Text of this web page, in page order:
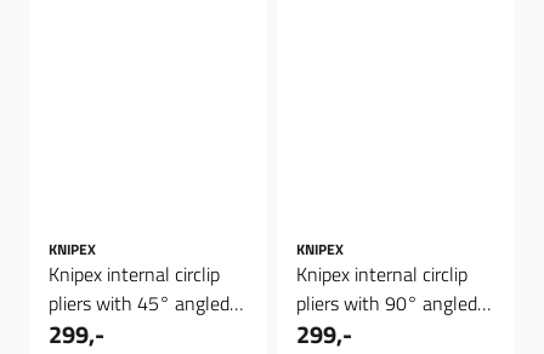
KNIPEX
Knipex internal circlip
pliers with 45° angled
tips, Verktøy
299,-
KNIPEX
Knipex internal circlip
pliers with 90° angled
tips, Verktøy
299,-